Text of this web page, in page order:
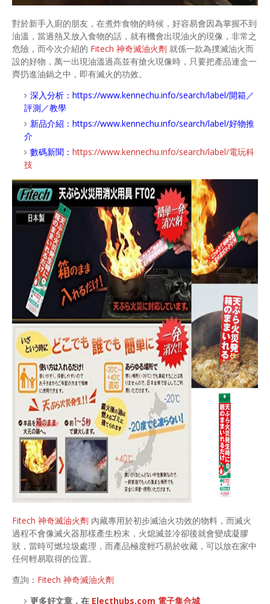
對於新手入廚的朋友，在煮炸食物的時候，好容易會因為掌握不到
油溫，當過熱又放入食物的話，就有機會出現油火的現像，非常之
危險，而今次介紹的 Fitech 神奇滅油火劑 就係一款為撲滅油火而
設的好物，萬一出現油溫過高並有搶火現像時，只要把產品連盒一
齊扔進油鍋之中，即有滅火的功效。
深入分析： https://www.kennechu.info/search/label/開箱／
評測／教學
新品介紹： https://www.kennechu.info/search/label/好物推
介
數碼新聞： https://www.kennechu.info/search/label/電玩科
技
Fitech 神奇滅油火劑 內藏專用於初步滅油火功效的物料，而滅火
過程不會像滅火器那樣產生粉末，火熄滅並冷卻後就會變成凝膠
狀，當時可燃垃圾處理，而產品極度輕巧易於收藏，可以放在家中
任何輕易取得的位置。
查詢： Fitech 神奇滅油火劑
更多好文章，在 Electhubs.com 電子集合城